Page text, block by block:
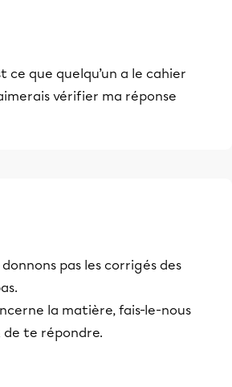
ce que quelqu’un a le cahier
vérifier ma réponse
pas les corrigés des
la matière, fais-le-nous
de te répondre.